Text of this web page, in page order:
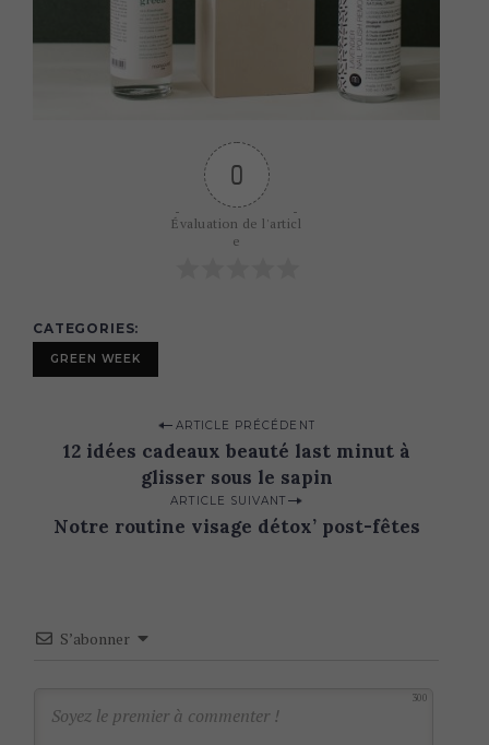
0
Évaluation de l'articl
e
CATEGORIES
GREEN WEEK
i
ARTICLE PRÉCÉDENT
12 idées cadeaux beauté last minut à
glisser sous le sapin
ARTICLE SUIVANT
Notre routine visage détox’ post-fêtes
S’abonner
300